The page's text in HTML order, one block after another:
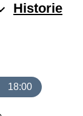
Historie
18:00